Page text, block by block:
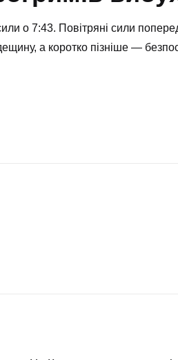
о 7:43. Повітряні сили
а коротко пізніше —